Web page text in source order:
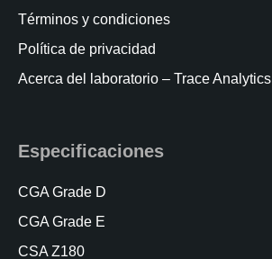
Términos y condiciones
Política de privacidad
Acerca del laboratorio – Trace Analytics
Especificaciones
CGA Grade D
CGA Grade E
CSA Z180